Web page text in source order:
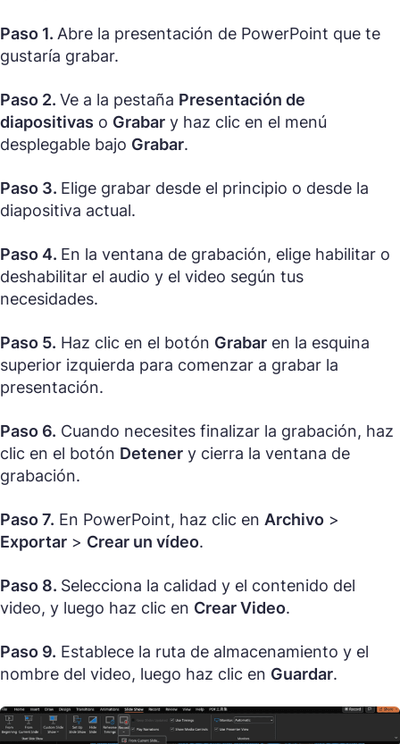
Paso 1. Abre la presentación de PowerPoint que te
gustaría grabar.
Paso 2. Ve a la pestaña Presentación de
diapositivas o Grabar y haz clic en el menú
desplegable bajo Grabar.
Paso 3. Elige grabar desde el principio o desde la
diapositiva actual.
Paso 4. En la ventana de grabación, elige habilitar o
deshabilitar el audio y el video según tus
necesidades.
Paso 5. Haz clic en el botón Grabar en la esquina
superior izquierda para comenzar a grabar la
presentación.
Paso 6. Cuando necesites finalizar la grabación, haz
clic en el botón Detener y cierra la ventana de
grabación.
Paso 7. En PowerPoint, haz clic en Archivo >
Exportar > Crear un vídeo.
Paso 8. Selecciona la calidad y el contenido del
video, y luego haz clic en Crear Video.
Paso 9. Establece la ruta de almacenamiento y el
nombre del video, luego haz clic en Guardar.